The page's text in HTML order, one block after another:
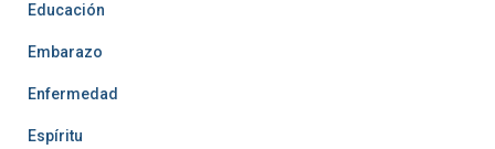
Educación
Embarazo
Enfermedad
Espíritu